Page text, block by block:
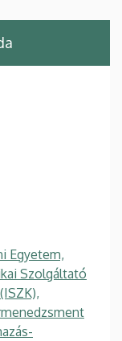
Egyetem,
Szolgáltató